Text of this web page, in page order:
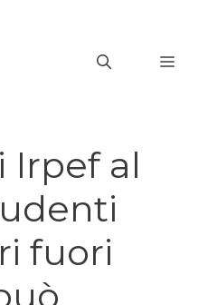
Irpef al
fuori